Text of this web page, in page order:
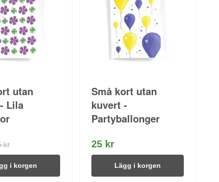
utan
Lila
kr
i korgen
Små kort utan
kuvert -
Partyballonger
25 kr
Lägg i korgen